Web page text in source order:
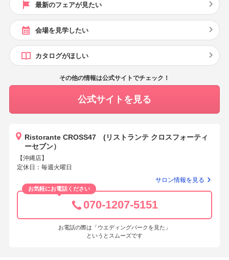
最新のフェアが見たい
会場を見学したい
カタログがほしい
その他の情報は公式サイトでチェック！
公式サイトを見る
Ristorante CROSS47 (リストランテ クロスフォーティ
ーセブン）
【沖縄店】
定休日：毎週火曜日
サロン情報を見る
お気軽にお電話ください
070-1207-5151
お電話の際は「ウエディングパークを見た」
というとスムーズです